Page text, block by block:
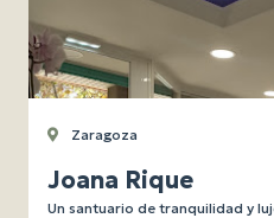
Zaragoza
Joana Rique
Un santuario de tranquilidad y